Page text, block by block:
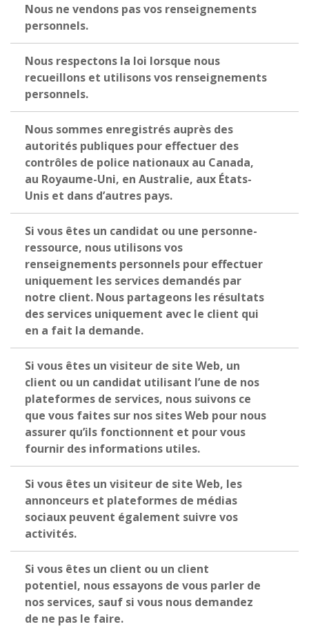
Nous ne vendons pas vos renseignements
personnels.
Nous respectons la loi lorsque nous
recueillons et utilisons vos renseignements
personnels.
Nous sommes enregistrés auprès des
autorités publiques pour effectuer des
contrôles de police nationaux au Canada,
au Royaume-Uni, en Australie, aux États-
Unis et dans d’autres pays.
Si vous êtes un candidat ou une personne-
ressource, nous utilisons vos
renseignements personnels pour effectuer
uniquement les services demandés par
notre client. Nous partageons les résultats
des services uniquement avec le client qui
en a fait la demande.
Si vous êtes un visiteur de site Web, un
client ou un candidat utilisant l’une de nos
plateformes de services, nous suivons ce
que vous faites sur nos sites Web pour nous
assurer qu’ils fonctionnent et pour vous
fournir des informations utiles.
Si vous êtes un visiteur de site Web, les
annonceurs et plateformes de médias
sociaux peuvent également suivre vos
activités.
Si vous êtes un client ou un client
potentiel, nous essayons de vous parler de
nos services, sauf si vous nous demandez
de ne pas le faire.